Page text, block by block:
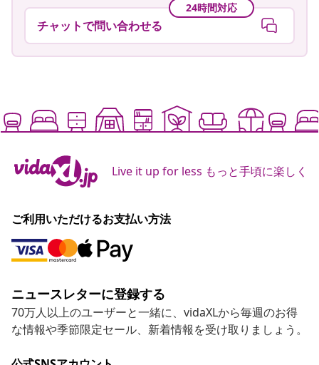
24時間対応
チャットで問い合わせる
Live it up for less もっと手頃に楽しく
ご利用いただけるお支払い方法
ニュースレターに登録する
70万人以上のユーザーと一緒に、vidaXLから毎週のお得
な情報や季節限定セール、新着情報を受け取りましょう。